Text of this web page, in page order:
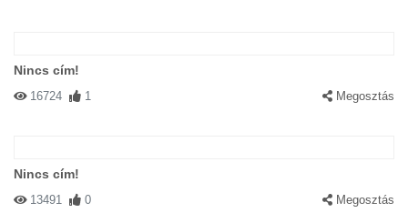
Nincs cím!
16724 1 Megosztás
Nincs cím!
13491 0 Megosztás